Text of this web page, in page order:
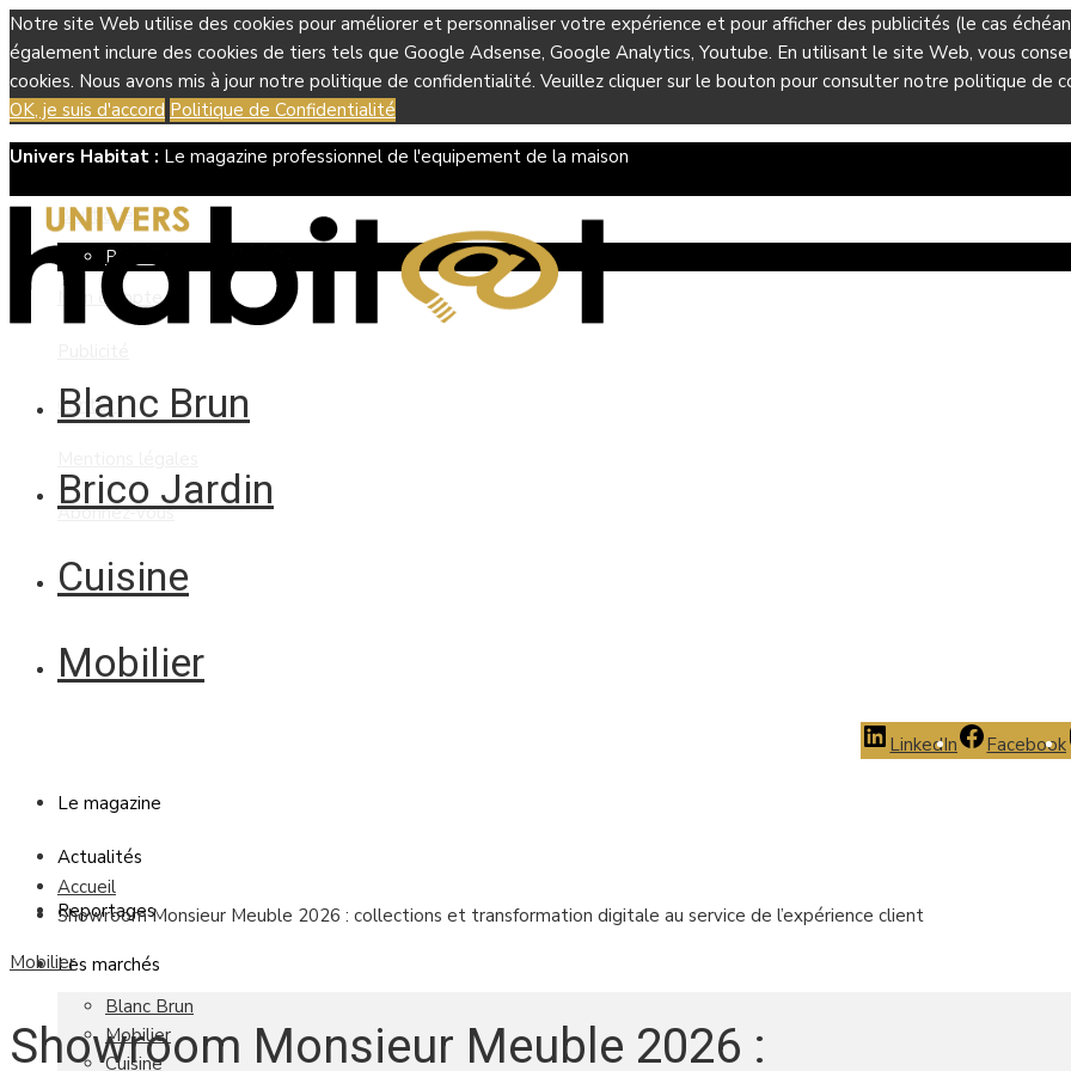
Notre site Web utilise des cookies pour améliorer et personnaliser votre expérience et pour afficher des publicités (le cas
également inclure des cookies de tiers tels que Google Adsense, Google Analytics, Youtube. En utilisant le site Web, vous
cookies. Nous avons mis à jour notre politique de confidentialité. Veuillez cliquer sur le bouton pour consulter notre politique de
OK, je suis d'accord Politique de Confidentialité
Univers Habitat : Le magazine professionnel de l'equipement de la maison
Boutique
Panier
Mon compte
Contact
Abonnez-vous
Blanc Brun
Brico Jardin
Cuisine
Mobilier
LinkedIn Facebook
Le magazine
Actualités
Reportages
Les marchés
Blanc Brun
Mobilier
Cuisine
Accueil
Showroom Monsieur Meuble 2026 : collections et transformation digitale au service de l’expérience client
Mobilier
Showroom Monsieur Meuble 2026 :